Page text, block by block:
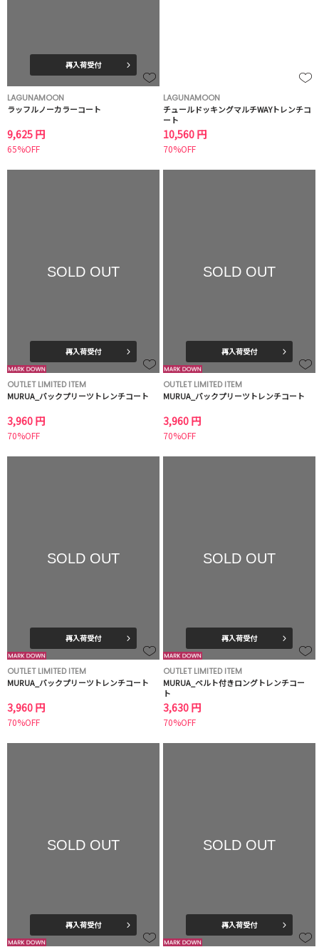
再入荷受付
LAGUNAMOON
ラッフルノーカラーコート
9,625 円
65%OFF
LAGUNAMOON
チュールドッキングマルチWAYトレンチコ
ート
10,560 円
70%OFF
SOLD OUT
再入荷受付
OUTLET LIMITED ITEM
MURUA_バックプリーツトレンチコート
3,960 円
70%OFF
SOLD OUT
再入荷受付
OUTLET LIMITED ITEM
MURUA_バックプリーツトレンチコート
3,960 円
70%OFF
SOLD OUT
再入荷受付
OUTLET LIMITED ITEM
MURUA_バックプリーツトレンチコート
3,960 円
70%OFF
SOLD OUT
再入荷受付
OUTLET LIMITED ITEM
MURUA_ベルト付きロングトレンチコー
ト
3,630 円
70%OFF
SOLD OUT
再入荷受付
SOLD OUT
再入荷受付